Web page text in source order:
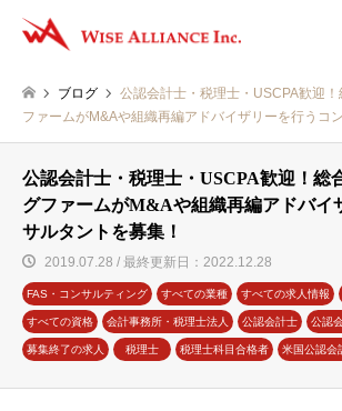
ブログ
公認会計士・税理士・USCPA歓迎
ファームがM&Aや組織再編アドバイザリーを行うコ
公認会計士・税理士・USCPA歓迎！総
グファームがM&Aや組織再編アドバイ
サルタントを募集！
2019.07.28 / 最終更新日：2022.12.28
FAS・コンサルティング すべての業種 すべての求人情報
すべての資格 会計事務所・税理士法人 公認会計士 公認
募集終了の求人 税理士 税理士科目合格者 米国公認会